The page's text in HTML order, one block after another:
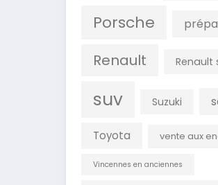
Porsche
Renault Renault
suv Suzuki
Toyota vente aux
Vincennes en anciennes